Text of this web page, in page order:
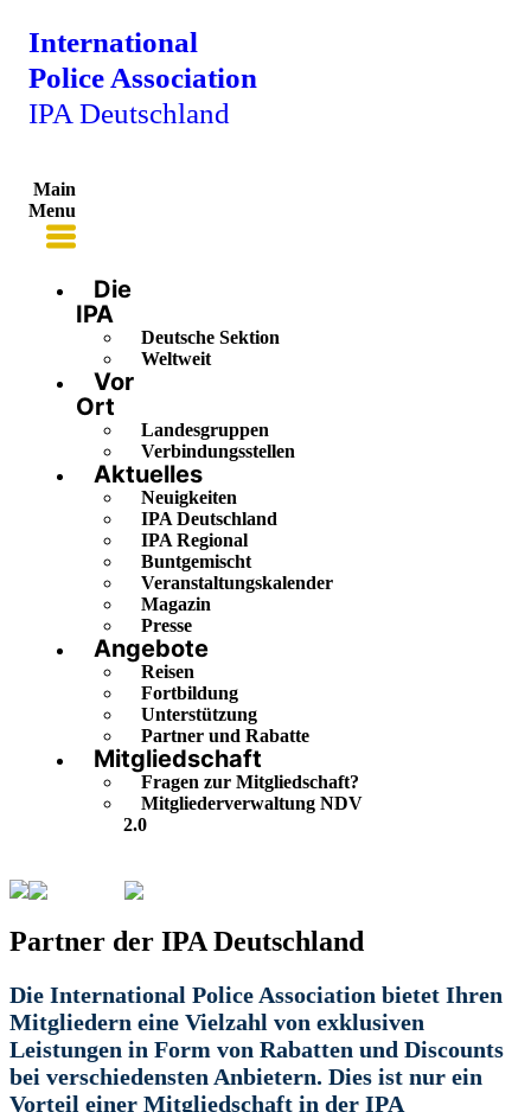
International
Police Association
IPA Deutschland
Main
Menu
Die
IPA
Deutsche Sektion
Weltweit
Vor
Ort
Landesgruppen
Verbindungsstellen
Aktuelles
Neuigkeiten
IPA Deutschland
IPA Regional
Buntgemischt
Veranstaltungskalender
Magazin
Presse
Angebote
Reisen
Fortbildung
Unterstützung
Partner und Rabatte
Mitgliedschaft
Fragen zur Mitgliedschaft?
Mitgliederverwaltung NDV
2.0
Partner der IPA Deutschland
Die International Police Association bietet Ihren
Mitgliedern eine Vielzahl von exklusiven
Leistungen in Form von Rabatten und Discounts
bei verschiedensten Anbietern. Dies ist nur ein
Vorteil einer Mitgliedschaft in der IPA